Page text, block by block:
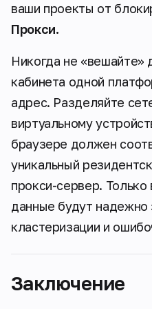
ваши проекты от
Прокси.
Никогда не «вешайте»
кабинета одной
адрес. Разделяйте
виртуальному
браузере должен
уникальный
прокси-сервер.
данные будут
кластеризации и
Заключение